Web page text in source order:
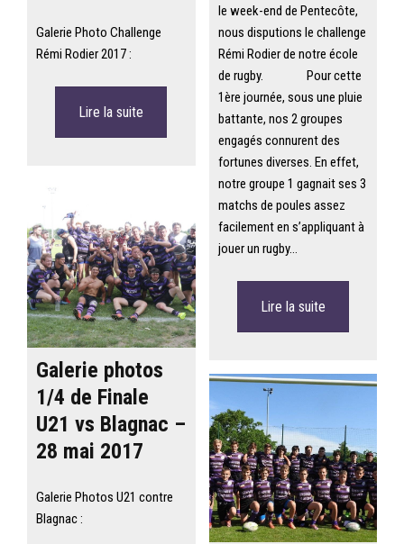
Galerie Photo Challenge
Rémi Rodier 2017 :
Lire la suite
Galerie photos
1/4 de Finale
U21 vs Blagnac –
28 mai 2017
Galerie Photos U21 contre
Blagnac :
le week-end de Pentecôte,
nous disputions le challenge
Rémi Rodier de notre école
de rugby. Pour cette
1ère journée, sous une pluie
battante, nos 2 groupes
engagés connurent des
fortunes diverses. En effet,
notre groupe 1 gagnait ses 3
matchs de poules assez
facilement en s’appliquant à
jouer un rugby…
Lire la suite